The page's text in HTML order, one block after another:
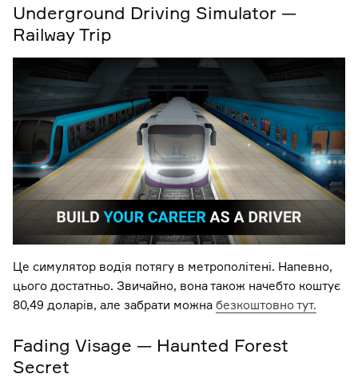
Underground Driving Simulator —
Railway Trip
Це симулятор водія потягу в метрополітені. Напевно,
цього достатньо. Звичайно, вона також начебто коштує
80,49 доларів, але забрати можна безкоштовно тут.
Fading Visage — Haunted Forest
Secret